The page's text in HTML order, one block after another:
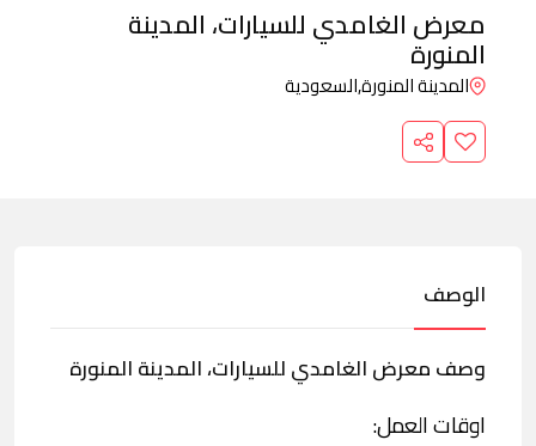
معرض الغامدي للسيارات، المدينة
المنورة
المدينة المنورة,السعودية
الوصف
وصف معرض الغامدي للسيارات، المدينة المنورة
اوقات العمل: